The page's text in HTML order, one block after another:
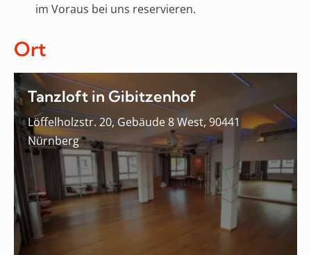
im Voraus bei uns reservieren.
Ort
Tanzloft in Gibitzenhof
Löffelholzstr. 20, Gebäude 8 West, 90441
Nürnberg